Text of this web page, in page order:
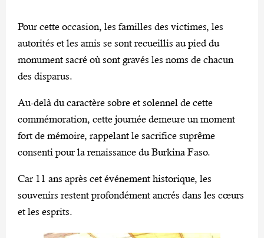
Pour cette occasion, les familles des victimes, les
autorités et les amis se sont recueillis au pied du
monument sacré où sont gravés les noms de chacun
des disparus.
Au-delà du caractère sobre et solennel de cette
commémoration, cette journée demeure un moment
fort de mémoire, rappelant le sacrifice suprême
consenti pour la renaissance du Burkina Faso.
Car 11 ans après cet événement historique, les
souvenirs restent profondément ancrés dans les cœurs
et les esprits.